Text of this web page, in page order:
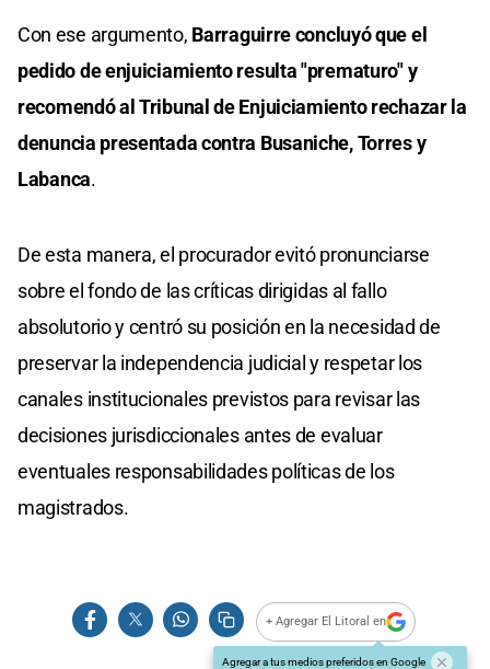
Con ese argumento, Barraguirre concluyó que el
pedido de enjuiciamiento resulta "prematuro" y
recomendó al Tribunal de Enjuiciamiento rechazar la
denuncia presentada contra Busaniche, Torres y
Labanca.
De esta manera, el procurador evitó pronunciarse
sobre el fondo de las críticas dirigidas al fallo
absolutorio y centró su posición en la necesidad de
preservar la independencia judicial y respetar los
canales institucionales previstos para revisar las
decisiones jurisdiccionales antes de evaluar
eventuales responsabilidades políticas de los
magistrados.
+ Agregar El Litoral en
Agregar a tus medios preferidos en Google